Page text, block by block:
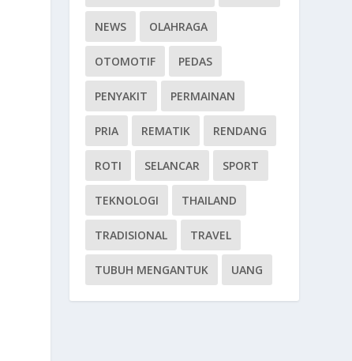
NEWS OLAHRAGA
OTOMOTIF PEDAS
PENYAKIT PERMAINAN
PRIA REMATIK RENDANG
ROTI SELANCAR SPORT
TEKNOLOGI THAILAND
TRADISIONAL TRAVEL
TUBUH MENGANTUK UANG